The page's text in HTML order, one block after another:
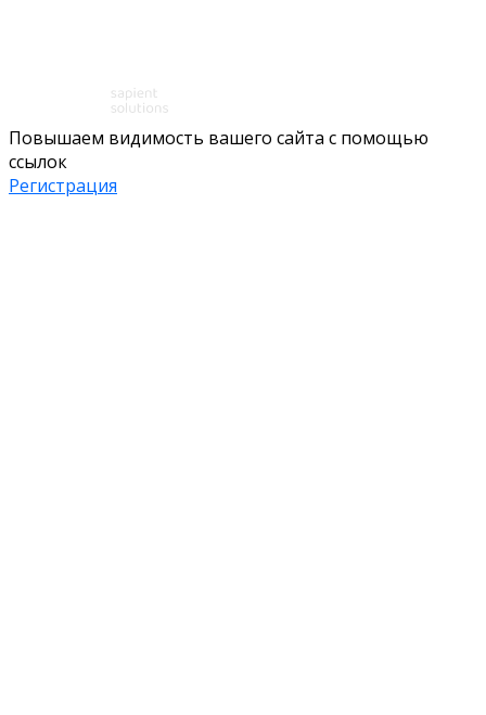
Повышаем видимость вашего сайта с помощью
ссылок
Регистрация